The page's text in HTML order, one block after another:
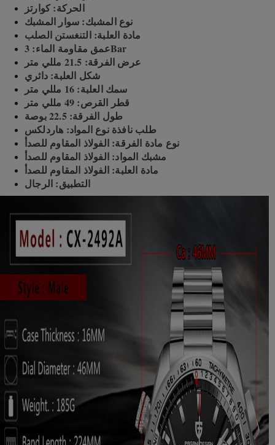
الحركة: كوارتز
نوع المشبك: سوار المشبك
مادة العلبة: التنغستن الصلب
عمق مقاومة الماء: 3Bar
عرض الفرقة: 21.5 مللي متر
شكل العلبة: دائري
سمك العلبة: 16 مللي متر
قطر القرص: 49 مللي متر
طول الفرقة: 22.5 بوصة
طلب نافذة نوع المواد: هاردلكس
نوع مادة الفرقة: الفولاذ المقاوم للصدأ
مشبك المواد: الفولاذ المقاوم للصدأ
مادة العلبة: الفولاذ المقاوم للصدأ
التطبيق: الرجال